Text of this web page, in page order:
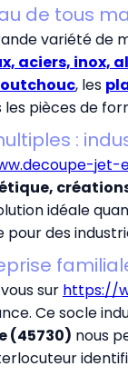
de tous
variété de
aciers, inox,
, les
pièces de
:
jet-
idéale
pour des
sur https://
Ce socle
(45730) nous